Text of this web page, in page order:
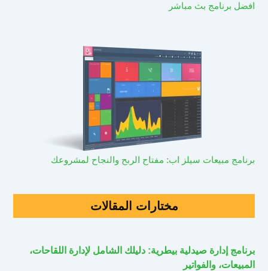
افضل برنامج بث مباشر
برنامج مبيعات سيلز اب: مفتاح الربح والنجاح لمشروعك
مختارات المقالات
برنامج إدارة صيدلية بيطرية: دليلك الشامل لإدارة اللقاحات،
المبيعات، والفواتير